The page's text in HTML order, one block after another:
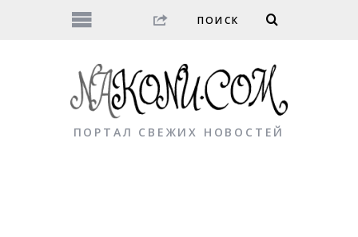
ПОРТАЛ СВЕЖИХ НОВОСТЕЙ